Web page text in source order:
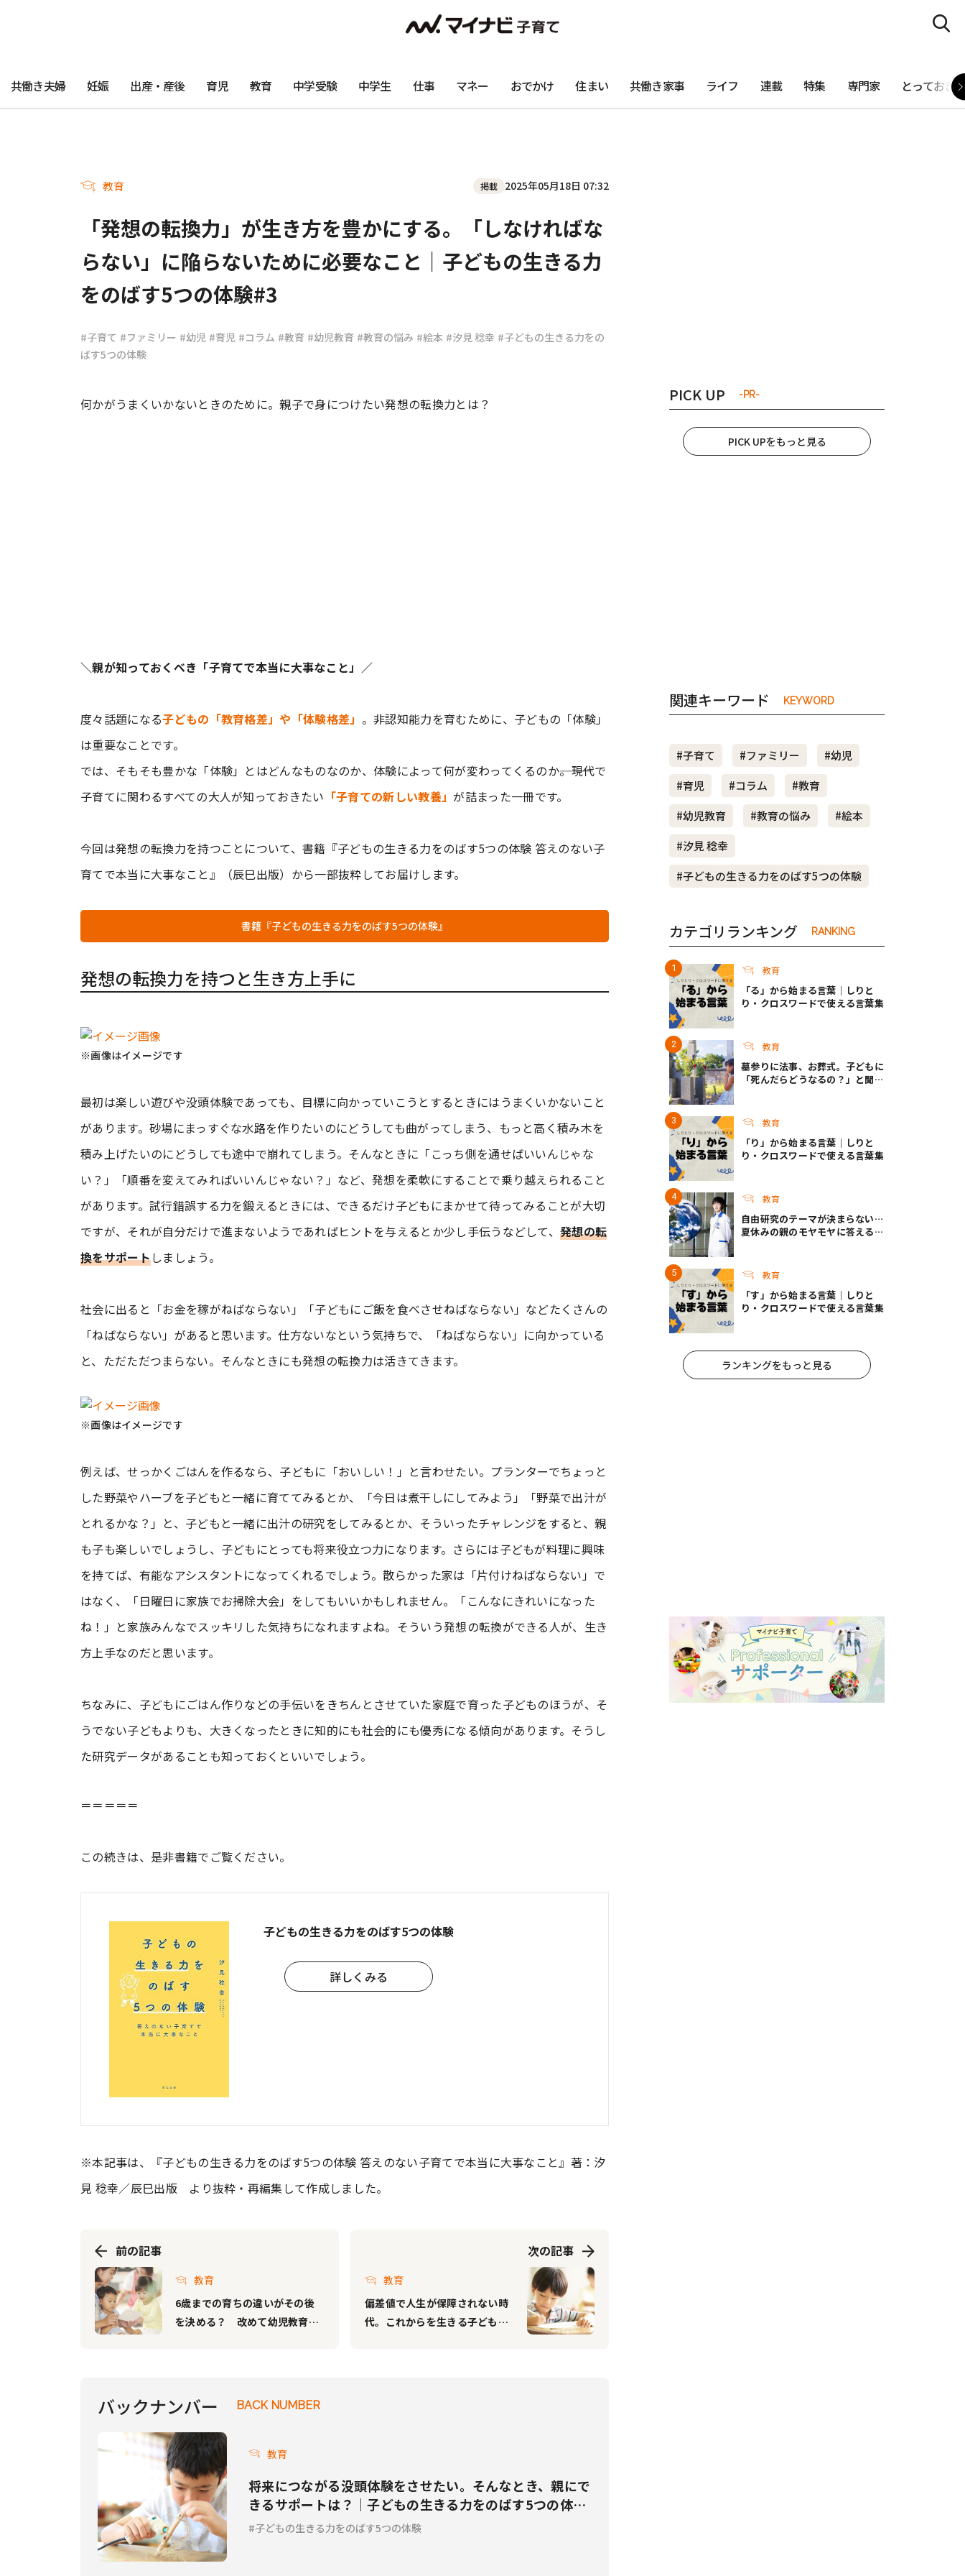
共働き夫婦 妊娠 出産・産後 育児 教育 中学受験 中学生 仕事 マネー おでかけ 住まい 共働き家事 ライフ 連載 特集 専門家 とっておき
教育 掲載 2025年05月18日 07:32
「発想の転換力」が生き方を豊かにする。「しなければな
らない」に陥らないために必要なこと｜子どもの生きる力
をのばす5つの体験#3
#子育て #ファミリー #幼児 #育児 #コラム #教育 #幼児教育 #教育の悩み #絵本 #汐見 稔幸 #子どもの生きる力をの
ばす5つの体験
何かがうまくいかないときのために。親子で身につけたい発想の転換力とは？
＼親が知っておくべき「子育てで本当に大事なこと」／
度々話題になる子どもの「教育格差」や「体験格差」 。非認知能力を育むために、子どもの「体験」
は重要なことです。
では、そもそも豊かな「体験」とはどんなものなのか、体験によって何が変わってくるのか―――。現代で
子育てに関わるすべての大人が知っておきたい 「子育ての新しい教養」が詰まった一冊です。
今回は発想の転換力を持つことについて、書籍『子どもの生きる力をのばす5つの体験 答えのない子
育てで本当に大事なこと』（辰巳出版）から一部抜粋してお届けします。
書籍『子どもの生きる力をのばす5つの体験』
発想の転換力を持つと生き方上手に
※画像はイメージです
最初は楽しい遊びや没頭体験であっても、目標に向かっていこうとするときにはうまくいかないこと
があります。砂場にまっすぐな水路を作りたいのにどうしても曲がってしまう、もっと高く積み木を
積み上げたいのにどうしても途中で崩れてしまう。そんなときに「こっち側を通せばいいんじゃな
い？」「順番を変えてみればいいんじゃない？」など、発想を柔軟にすることで乗り越えられること
があります。試行錯誤する力を鍛えるときには、できるだけ子どもにまかせて待ってみることが大切
ですが、それが自分だけで進まないようであればヒントを与えるとか少し手伝うなどして、発想の転
換をサポートしましょう。
社会に出ると「お金を稼がねばならない」「子どもにご飯を食べさせねばならない」などたくさんの
「ねばならない」があると思います。仕方ないなという気持ちで、「ねばならない」に向かっている
と、ただただつまらない。そんなときにも発想の転換力は活きてきます。
※画像はイメージです
例えば、せっかくごはんを作るなら、子どもに「おいしい！」と言わせたい。プランターでちょっと
した野菜やハーブを子どもと一緒に育ててみるとか、「今日は煮干しにしてみよう」「野菜で出汁が
とれるかな？」と、子どもと一緒に出汁の研究をしてみるとか、そういったチャレンジをすると、親
も子も楽しいでしょうし、子どもにとっても将来役立つ力になります。さらには子どもが料理に興味
を持てば、有能なアシスタントになってくれるでしょう。散らかった家は「片付けねばならない」で
はなく、「日曜日に家族でお掃除大会」をしてもいいかもしれません。「こんなにきれいになった
ね！」と家族みんなでスッキリした気持ちになれますよね。そういう発想の転換ができる人が、生き
方上手なのだと思います。
ちなみに、子どもにごはん作りなどの手伝いをきちんとさせていた家庭で育った子どものほうが、そ
うでない子どもよりも、大きくなったときに知的にも社会的にも優秀になる傾向があります。そうし
た研究データがあることも知っておくといいでしょう。
＝＝＝＝＝
この続きは、是非書籍でご覧ください。
子どもの生きる力をのばす5つの体験
詳しくみる
※本記事は、『子どもの生きる力をのばす5つの体験 答えのない子育てで本当に大事なこと』著：汐
見 稔幸／辰巳出版 より抜粋・再編集して作成しました。
前の記事
教育
6歳までの育ちの違いがその後
を決める？ 改めて幼児教育が
次の記事
教育
偏差値で人生が保障されない時
代。これからを生きる子どもた
バックナンバー BACK NUMBER
教育
将来につながる没頭体験をさせたい。そんなとき、親にで
きるサポートは？｜子どもの生きる力をのばす5つの体験
#2子どもの生きる力をのばす5つの体験
PICK UP -PR-
PICK UPをもっと見る
関連キーワード KEYWORD
#子育て #ファミリー
#幼児
#育児
#コラム
#教育
#幼児教育
#教育の悩み
#絵本
#汐見 稔幸
#子どもの生きる力をのばす5つの体験
カテゴリランキング RANKING
教育
「る」から始まる言葉｜しりと
り・クロスワードで使える言葉集
教育
墓参りに法事、お葬式。子どもに
「死んだらどうなるの？」と聞か
教育
「り」から始まる言葉｜しりと
り・クロスワードで使える言葉集
教育
自由研究のテーマが決まらない…
夏休みの親のモヤモヤに答える！
教育
「す」から始まる言葉｜しりと
り・クロスワードで使える言葉集
ランキングをもっと見る